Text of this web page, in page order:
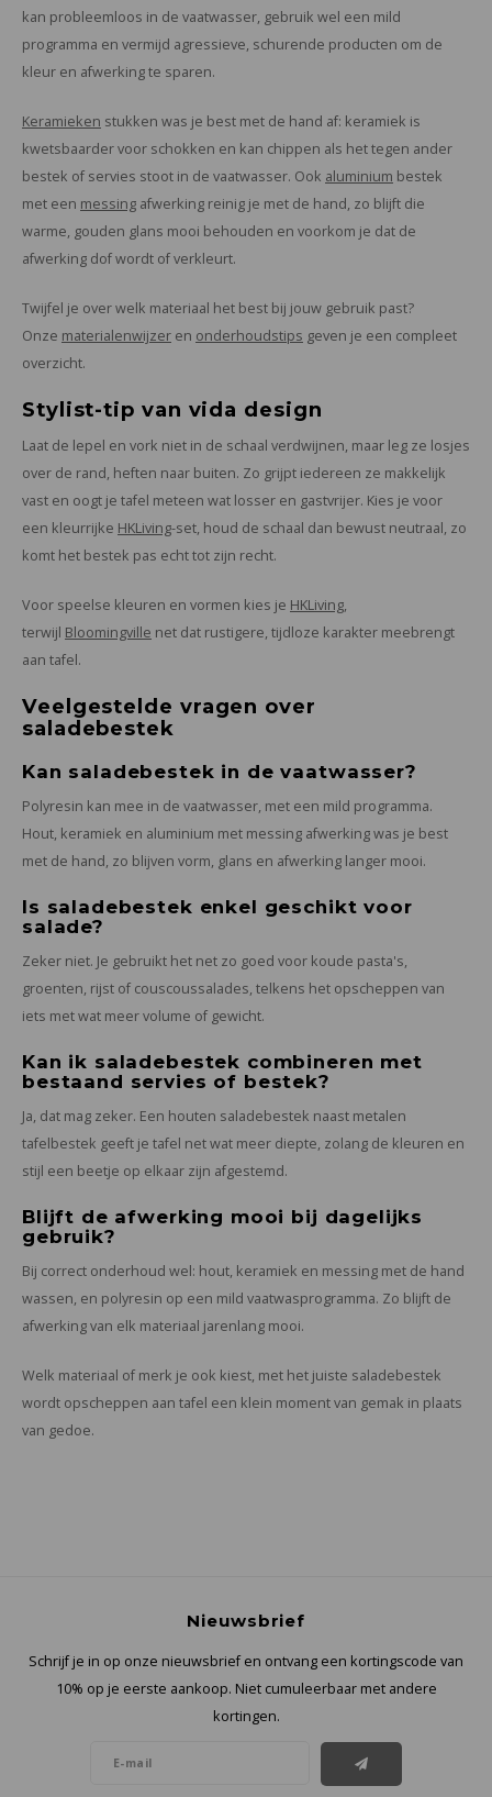
kan probleemloos in de vaatwasser, gebruik wel een mild
programma en vermijd agressieve, schurende producten om de
kleur en afwerking te sparen.
Keramieken stukken was je best met de hand af: keramiek is
kwetsbaarder voor schokken en kan chippen als het tegen ander
bestek of servies stoot in de vaatwasser. Ook aluminium bestek
met een messing afwerking reinig je met de hand, zo blijft die
warme, gouden glans mooi behouden en voorkom je dat de
afwerking dof wordt of verkleurt.
Twijfel je over welk materiaal het best bij jouw gebruik past?
Onze materialenwijzer en onderhoudstips geven je een compleet
overzicht.
Stylist-tip van vida design
Laat de lepel en vork niet in de schaal verdwijnen, maar leg ze losjes
over de rand, heften naar buiten. Zo grijpt iedereen ze makkelijk
vast en oogt je tafel meteen wat losser en gastvrijer. Kies je voor
een kleurrijke HKLiving-set, houd de schaal dan bewust neutraal, zo
komt het bestek pas echt tot zijn recht.
Voor speelse kleuren en vormen kies je HKLiving,
terwijl Bloomingville net dat rustigere, tijdloze karakter meebrengt
aan tafel.
Veelgestelde vragen over
saladebestek
Kan saladebestek in de vaatwasser?
Polyresin kan mee in de vaatwasser, met een mild programma.
Hout, keramiek en aluminium met messing afwerking was je best
met de hand, zo blijven vorm, glans en afwerking langer mooi.
Is saladebestek enkel geschikt voor
salade?
Zeker niet. Je gebruikt het net zo goed voor koude pasta's,
groenten, rijst of couscoussalades, telkens het opscheppen van
iets met wat meer volume of gewicht.
Kan ik saladebestek combineren met
bestaand servies of bestek?
Ja, dat mag zeker. Een houten saladebestek naast metalen
tafelbestek geeft je tafel net wat meer diepte, zolang de kleuren en
stijl een beetje op elkaar zijn afgestemd.
Blijft de afwerking mooi bij dagelijks
gebruik?
Bij correct onderhoud wel: hout, keramiek en messing met de hand
wassen, en polyresin op een mild vaatwasprogramma. Zo blijft de
afwerking van elk materiaal jarenlang mooi.
Welk materiaal of merk je ook kiest, met het juiste saladebestek
wordt opscheppen aan tafel een klein moment van gemak in plaats
van gedoe.
Nieuwsbrief
Schrijf je in op onze nieuwsbrief en ontvang een kortingscode van
10% op je eerste aankoop. Niet cumuleerbaar met andere
kortingen.